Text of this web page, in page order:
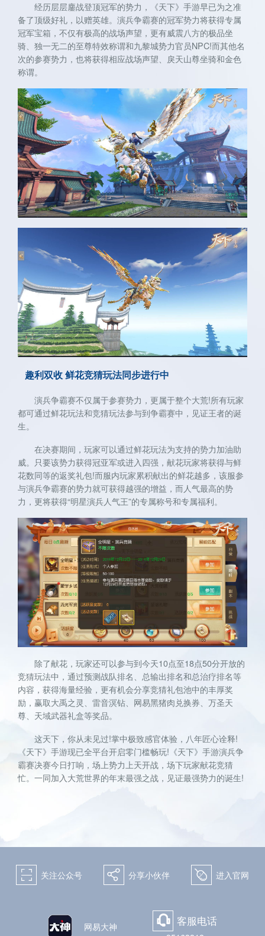
经历层层鏖战登顶冠军的势力，《天下》手游早已为之准
备了顶级好礼，以赠英雄。演兵争霸赛的冠军势力将获得专属
冠军宝箱，不仅有极高的战场声望，更有威震八方的极品坐
骑、独一无二的至尊特效称谓和九黎城势力官员NPC!而其他名
次的参赛势力，也将获得相应战场声望、戾天山尊坐骑和金色
称谓。
趣利双收 鲜花竞猜玩法同步进行中
演兵争霸赛不仅属于参赛势力，更属于整个大荒!所有玩家
都可通过鲜花玩法和竞猜玩法参与到争霸赛中，见证王者的诞
生。
在决赛期间，玩家可以通过鲜花玩法为支持的势力加油助
威。只要该势力获得冠亚军或进入四强，献花玩家将获得与鲜
花数同等的返奖礼包!而服内玩家累积献出的鲜花越多，该服参
与演兵争霸赛的势力就可获得越强的增益，而人气最高的势
力，更将获得“明星演兵人气王”的专属称号和专属福利。
除了献花，玩家还可以参与到今天10点至18点50分开放的
竞猜玩法中，通过预测战队排名、总输出排名和总治疗排名等
内容，获得海量经验，更有机会分享竞猜礼包池中的丰厚奖
励，赢取大禹之灵、雷音溟钻、网易黑猪肉兑换券、万圣天
尊、天域武器礼盒等奖品。
这天下，你从未见过!掌中极致感官体验，八年匠心诠释!
《天下》手游现已全平台开启零门槛畅玩!《天下》手游演兵争
霸赛决赛今日打响，场上势力上天开战，场下玩家献花竞猜
忙。一同加入大荒世界的年末最强之战，见证最强势力的诞生!
关注微博： 网易天下手游 关注微信：天下手游
򰀁 关注公众号 򰀂 分享小伙伴 򰀄 进入官网
网易大神 򰀃 客服电话